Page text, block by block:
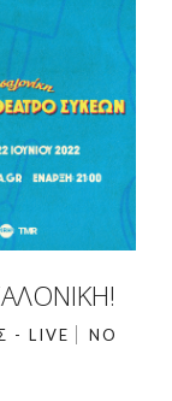
- LIVE
NO